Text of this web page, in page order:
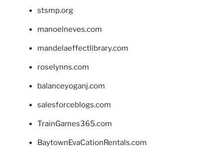
stsmp.org
manoelneves.com
mandelaeffectlibrary.com
roselynns.com
balanceyoganj.com
salesforceblogs.com
TrainGames365.com
BaytownEvaCationRentals.com